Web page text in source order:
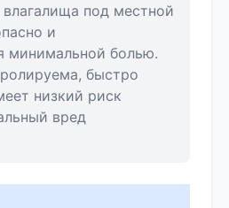
под местной
и
минимальной болью.
быстро
низкий риск
вред